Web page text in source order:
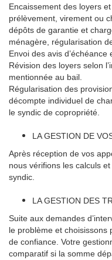
Encaissement des loyers
prélèvement, virement ou
dépôts de garantie et
ménagère, régularisation
Envoi des avis d’échéance
Révision des loyers selon
mentionnée au bail.
Régularisation des
décompte individuel de
le syndic de copropriété.
LA GESTION DE
Après réception de vos
nous vérifions les calculs
syndic.
LA GESTION DES
Suite aux demandes
le problème et choisissons
de confiance. Votre
comparatif si la somme